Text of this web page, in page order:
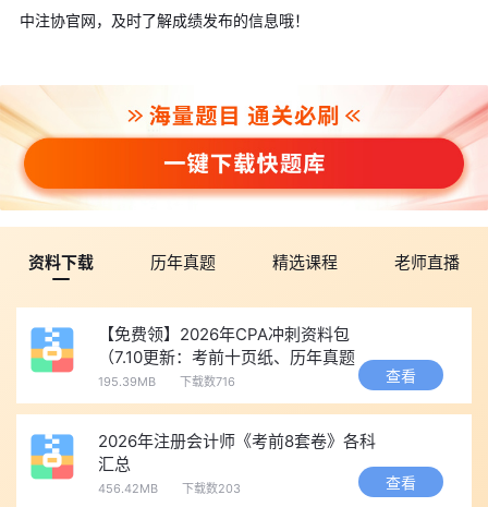
中注协官网，及时了解成绩发布的信息哦！
资料下载 历年真题 精选课程 老师直播
【免费领】2026年CPA冲刺资料包
（7.10更新：考前十页纸、历年真题
等）
195.39MB 下载数716 查看
2026年注册会计师《考前8套卷》各科
汇总
456.42MB 下载数203 查看